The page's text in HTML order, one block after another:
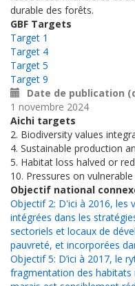
durable des forêts.
GBF Targets
Target 1
Target 4
Target 5
Target 9
Date de publication
1 novembre 2024
Aichi targets
2. Biodiversity values
4. Sustainable production
5. Habitat loss halved or
10. Pressures on
Objectif national
Objectif 2: D'ici à 2016, les
intégrées dans les
sectoriels et locaux de
pauvreté, et incorporées
Objectif 5: D’ici à 2017, le
fragmentation des